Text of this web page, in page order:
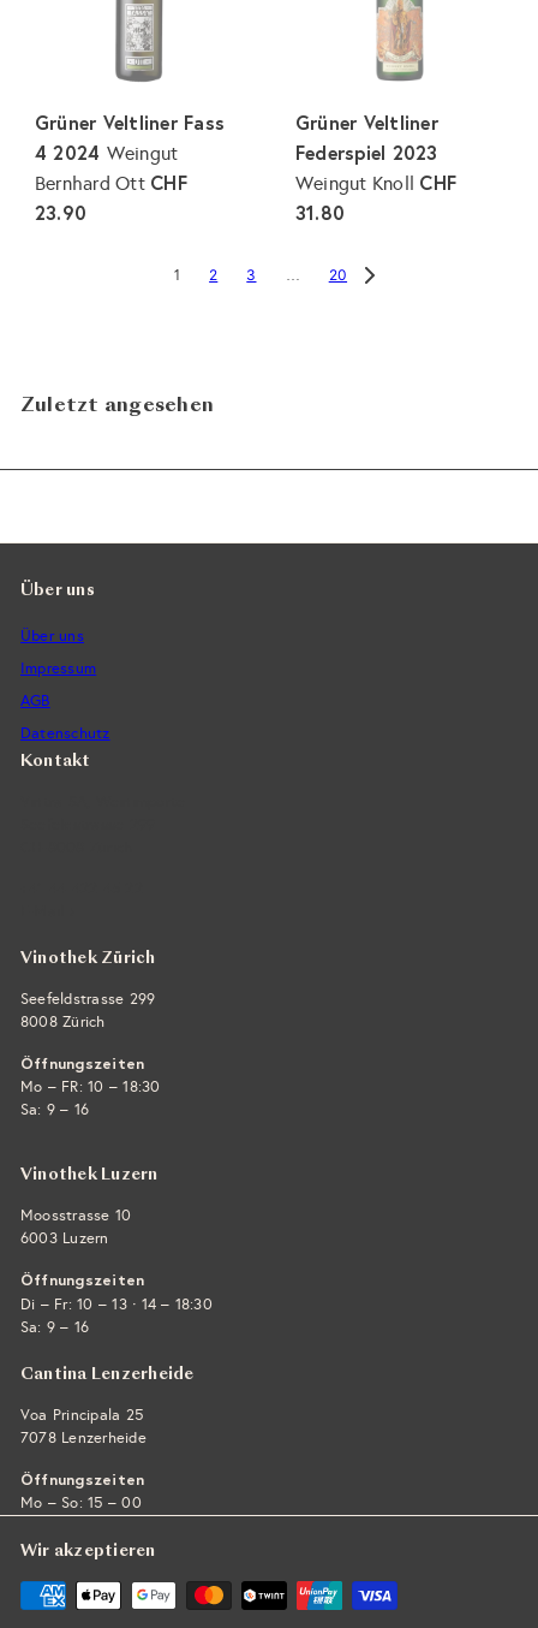
Grüner Veltliner Fass
4 2024 Weingut
Bernhard Ott CHF
23.90
Grüner Veltliner
Federspiel 2023
Weingut Knoll CHF
31.80
1 2 3 … 20
Zuletzt angesehen
Über uns
Über uns
Impressum
AGB
Datenschutz
Kontakt
Vinothek Zürich
Seefeldstrasse 299
8008 Zürich
Öffnungszeiten
Mo – FR: 10 – 18:30
Sa: 9 – 16
Vinothek Luzern
Moosstrasse 10
6003 Luzern
Öffnungszeiten
Di – Fr: 10 – 13 · 14 – 18:30
Sa: 9 – 16
Cantina Lenzerheide
Voa Principala 25
7078 Lenzerheide
Öffnungszeiten
Mo – So: 15 – 00
Wir akzeptieren